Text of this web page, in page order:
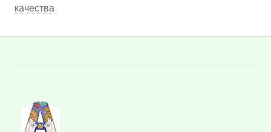
качества